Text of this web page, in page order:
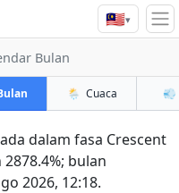
🇲🇾▾
Bulan
🌦️ Cuaca 💨
dalam fasa Crescent
bulan
2026, 12:18.